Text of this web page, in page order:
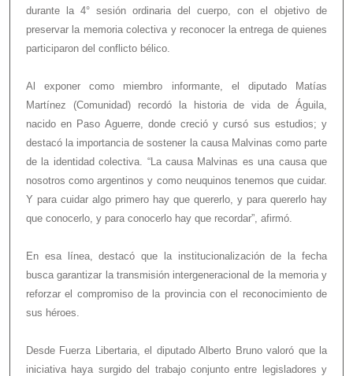
durante la 4° sesión ordinaria del cuerpo, con el objetivo de
preservar la memoria colectiva y reconocer la entrega de quienes
participaron del conflicto bélico.
Al exponer como miembro informante, el diputado Matías
Martínez (Comunidad) recordó la historia de vida de Águila,
nacido en Paso Aguerre, donde creció y cursó sus estudios; y
destacó la importancia de sostener la causa Malvinas como parte
de la identidad colectiva. “La causa Malvinas es una causa que
nosotros como argentinos y como neuquinos tenemos que cuidar.
Y para cuidar algo primero hay que quererlo, y para quererlo hay
que conocerlo, y para conocerlo hay que recordar”, afirmó.
En esa línea, destacó que la institucionalización de la fecha
busca garantizar la transmisión intergeneracional de la memoria y
reforzar el compromiso de la provincia con el reconocimiento de
sus héroes.
Desde Fuerza Libertaria, el diputado Alberto Bruno valoró que la
iniciativa haya surgido del trabajo conjunto entre legisladores y